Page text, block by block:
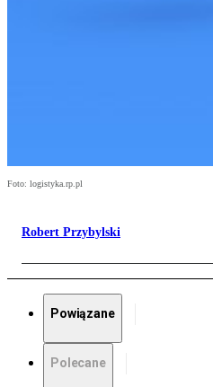
Foto: logistyka.rp.pl
Robert Przybylski
Powiązane
Polecane